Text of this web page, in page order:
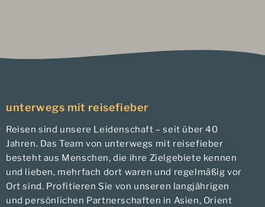
unterwegs mit reisefieber
Reisen sind unsere Leidenschaft – seit über 40
Jahren. Das Team von unterwegs mit reisefieber
besteht aus Menschen, die ihre Zielgebiete kennen
und lieben, mehrfach dort waren und regelmäßig vor
Ort sind. Profitieren Sie von unseren langjährigen
und persönlichen Partnerschaften in Asien, Orient